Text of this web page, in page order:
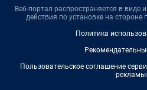
Веб-портал распространяется в виде
действия по установке на стороне
Политика
Пользовательское соглашение